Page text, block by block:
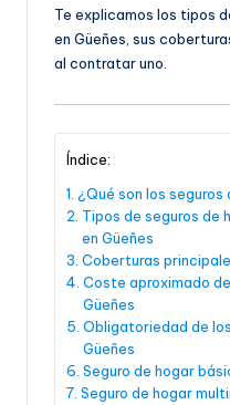
Te explicamos los tipos
en Güeñes, sus
al contratar uno.
Índice:
¿Qué son los seguros
Tipos de seguros de
en Güeñes
Coberturas
Coste aproximado
Güeñes
Obligatoriedad de
Güeñes
Seguro de hogar
Seguro de hogar